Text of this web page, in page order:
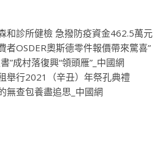
和診所健檢 急撥防疫資金462.5萬元
者OSDER奧斯德零件報價帶來驚喜”
”成村落復興“領頭雁”_中國網
舉行2021（辛丑）年祭孔典禮
無查包養盡追思_中國網